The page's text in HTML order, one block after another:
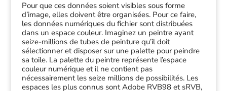
Pour que ces données soient visibles sous forme
d’image, elles doivent être organisées. Pour ce faire,
les données numériques du fichier sont distribuées
dans un espace couleur. Imaginez un peintre ayant
seize-millions de tubes de peinture qu’il doit
sélectionner et disposer sur une palette pour peindre
sa toile. La palette du peintre représente l’espace
couleur numérique et il ne contient pas
nécessairement les seize millions de possibilités. Les
espaces les plus connus sont Adobe RVB98 et sRVB,